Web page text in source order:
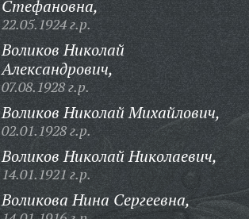
Стефановна,
22.05.1924 г.р.
Воликов Николай
Александрович,
07.08.1928 г.р.
Воликов Николай Михайлович,
02.01.1928 г.р.
Воликов Николай Николаевич,
14.01.1921 г.р.
Воликова Нина Сергеевна,